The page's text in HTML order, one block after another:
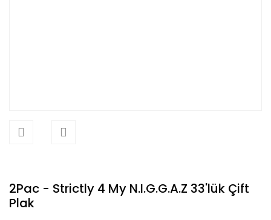
2Pac - Strictly 4 My N.I.G.G.A.Z 33'lük Çift
Plak